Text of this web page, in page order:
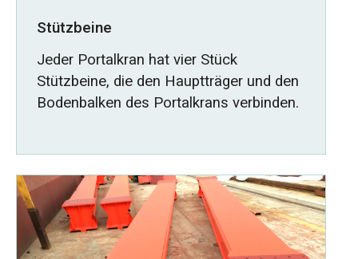
Stützbeine
Jeder Portalkran hat vier Stück
Stützbeine, die den Hauptträger und den
Bodenbalken des Portalkrans verbinden.